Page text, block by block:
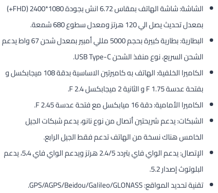
الشاشة: شاشة الهاتف بمقاس 6.72 انش بجودة 1080*2400 (FHD+)
بمعدل تحديث يصل الي 120 هرتز ومعدل سطوع 680 شمعة.
البطارية: بطارية كبيرة بحجم 5000 مللي أمبير بمعدل شحن 67 واط يدعم
الشحن السريع، نوع منفذ الشحن USB Type-C.
الكاميرا الخلفية: الهاتف به كاميرتين الاساسية بدقة 108 ميجابكسل و
بفتحة عدسة 1.75 F و الثانية 2 ميجابكسل 2.4 F.
الكاميرا الأمامية: دقة 16 ميابكسل مع فتحة عدسة 2.45 F.
الشبكات: يدعم شريحتين أتصال من نوع نانو، يدعم شبكات الجيل
الخامس هناك نسخة من الهاتف تدعم فقط الجيل الرابع.
الإتصال: يدعم الواي فاي بتردد 2.4/5 هرتز ويدعم الواي فاي 5،4، يدعم
البلوتوث إصدار 5.2.
تقنية تحديد المواقع: GPS/AGPS/Beidou/Galileo/GLONASS.